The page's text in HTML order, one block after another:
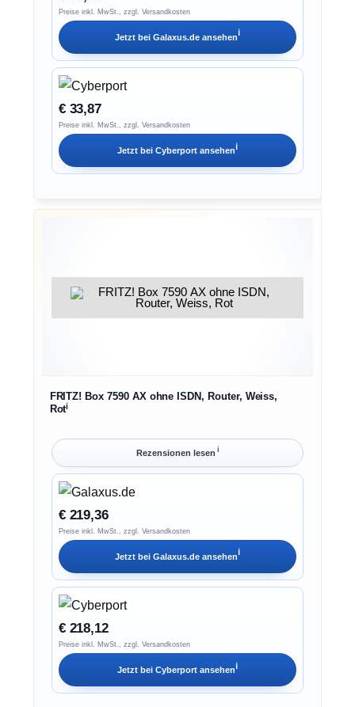
Preise inkl. MwSt., zzgl. Versandkosten
Jetzt bei Galaxus.de ansehenℹ︎
€ 33,87
Preise inkl. MwSt., zzgl. Versandkosten
Jetzt bei Cyberport ansehenℹ︎
FRITZ! Box 7590 AX ohne ISDN, Router, Weiss,
Rotℹ︎
Rezensionen lesen ℹ︎
€ 219,36
Preise inkl. MwSt., zzgl. Versandkosten
Jetzt bei Galaxus.de ansehenℹ︎
€ 218,12
Preise inkl. MwSt., zzgl. Versandkosten
Jetzt bei Cyberport ansehenℹ︎